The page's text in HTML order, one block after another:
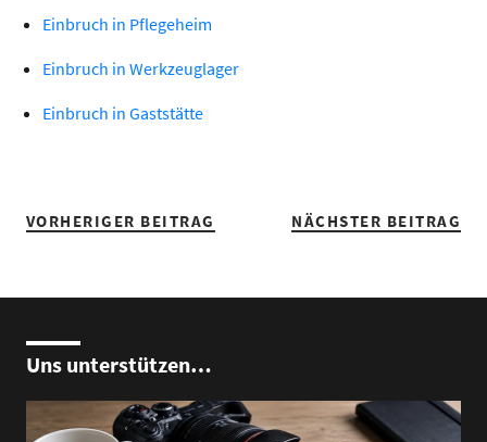
Einbruch in Pflegeheim
Einbruch in Werkzeuglager
Einbruch in Gaststätte
VORHERIGER BEITRAG NÄCHSTER BEITRAG
Uns unterstützen…